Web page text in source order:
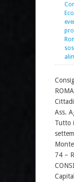
Ass.
Tutto
74 –